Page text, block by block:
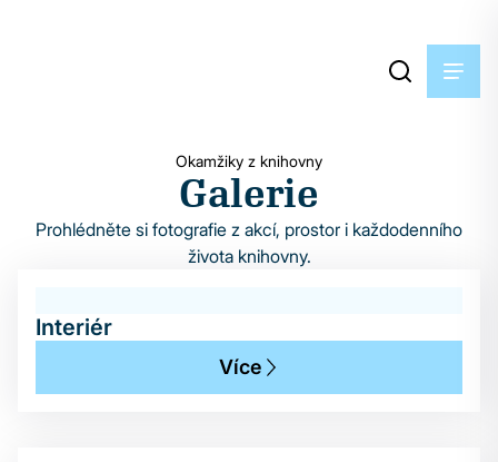
Okamžiky z knihovny
Galerie
Prohlédněte si fotografie z akcí, prostor i každodenního
života knihovny.
Interiér
Více